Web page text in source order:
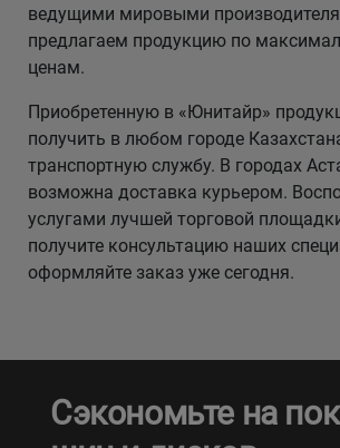
ведущими мировыми
предлагаем продукцию по
ценам.
Приобретенную в «Юнитайр»
получить в любом городе
транспортную службу. В городах
возможна доставка курьером.
услугами лучшей торговой
получите консультацию наших
оформляйте заказ уже сегодня.
Сэкономьте на